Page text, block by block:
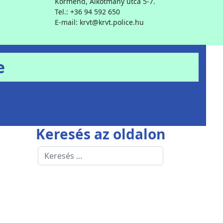
Tel.: +36 94 592 650
E-mail: krvt@krvt.police.hu
Keresés az oldalon
Keresés